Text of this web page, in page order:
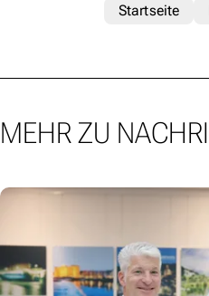
Startseite
MEHR ZU